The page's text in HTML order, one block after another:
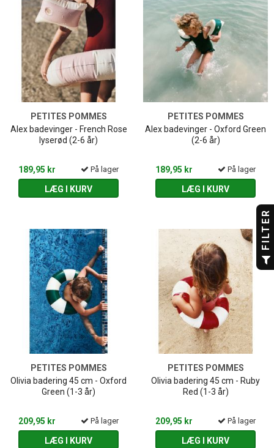
PETITES POMMES
Alex badevinger - French Rose
lyserød (2-6 år)
189,95 kr På lager
LÆG I KURV
PETITES POMMES
Alex badevinger - Oxford Green
(2-6 år)
189,95 kr På lager
LÆG I KURV
PETITES POMMES
Olivia badering 45 cm - Oxford
Green (1-3 år)
209,95 kr På lager
LÆG I KURV
PETITES POMMES
Olivia badering 45 cm - Ruby
Red (1-3 år)
209,95 kr På lager
LÆG I KURV
FILTER